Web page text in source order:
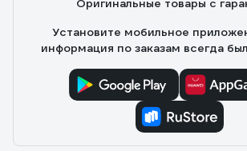
Оригинальные товары с
Установите мобильное
информация по заказам всегда